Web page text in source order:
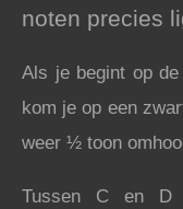
noten precies
Als je begint op
kom je op een
weer ½ toon
Tussen C en